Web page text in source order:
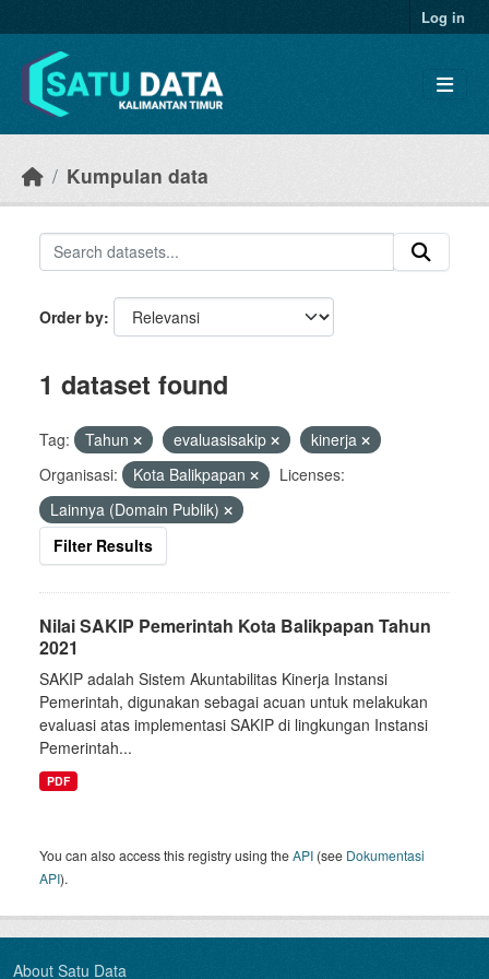
Log in
Kumpulan data
Order by
1 dataset found
Tag: Tahun evaluasisakip
kinerja
Organisasi:
Kota Balikpapan
Licenses:
Lainnya (Domain Publik)
Filter Results
Nilai SAKIP Pemerintah Kota Balikpapan Tahun
2021
SAKIP adalah Sistem Akuntabilitas Kinerja Instansi
Pemerintah, digunakan sebagai acuan untuk melakukan
evaluasi atas implementasi SAKIP di lingkungan Instansi
Pemerintah...
PDF
You can also access this registry using theAPI (see Dokumentasi
API).
About Satu Data